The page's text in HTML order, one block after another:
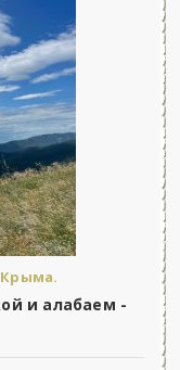
и алабаем -